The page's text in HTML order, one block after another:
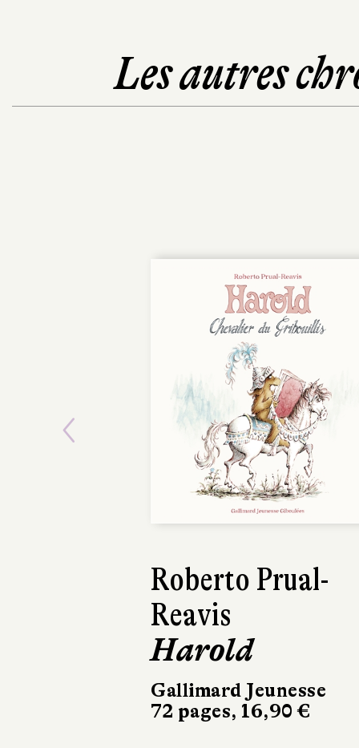
Les autres
Roberto Prual-
Reavis
Harold
Gallimard Jeunesse
72 pages, 16,90 €
Previous